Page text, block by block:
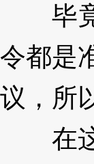
毕竟
令都是
议，所
在这